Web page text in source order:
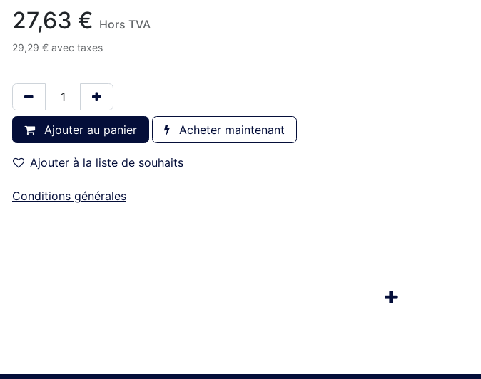
27,63 € Hors TVA
29,29 € avec taxes
Ajouter au panier Acheter maintenant
Ajouter à la liste de souhaits
Conditions générales